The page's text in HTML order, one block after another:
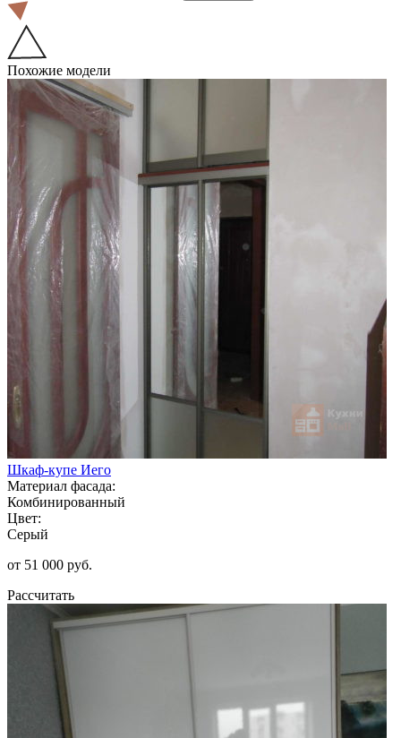
Похожие модели
Шкаф-купе Иего
Материал фасада:
Комбинированный
Цвет:
Серый
от 51 000 руб.
Рассчитать